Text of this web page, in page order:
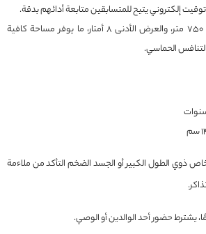
إلكتروني يتيح للمتسابقين متابعة أدائهم بدقة.
طول المضمار حوالي ٧٥٠ متر، والعرض الأدنى ٨ أمتار، ما يوفر مساحة كافية
الحماسي.
ذوي الطول الكبير أو الجسد الضخم التأكد من ملاءمة